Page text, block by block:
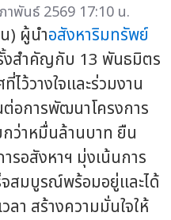
าพันธ์ 2569 17:10 น.
) ผู้นำอสังหาริมทรัพย์
งสำคัญกับ 13 พันธมิตร
ไว้วางใจและร่วมงาน
อการพัฒนาโครงการ
ว่าหมื่นล้านบาท ยืน
รอสังหาฯ มุ่งเน้นการ
สมบูรณ์พร้อมอยู่และได้
า สร้างความมั่นใจให้